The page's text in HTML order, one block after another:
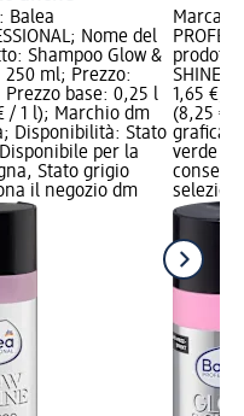
Balea
Nome del
Shampoo Glow &
250 ml; Prezzo:
Prezzo base: 0,25 l
/ 1 l); Marchio dm
Disponibilità: Stato
per la
Stato grigio
il negozio dm
Marca:
SHINE,
1,65 €;
(8,25 € /
grafica;
verde